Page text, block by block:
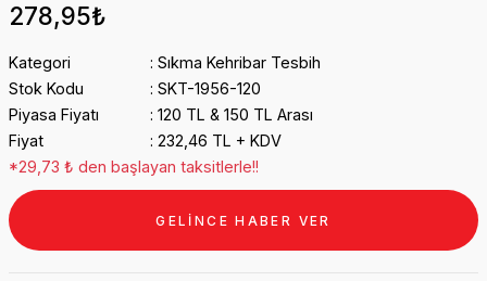
278,95₺
Kategori
Sıkma Kehribar Tesbih
Stok Kodu
SKT-1956-120
Piyasa Fiyatı
120 TL & 150 TL Arası
Fiyat
232,46 TL + KDV
*29,73 ₺ den başlayan taksitlerle!!
GELİNCE HABER VER